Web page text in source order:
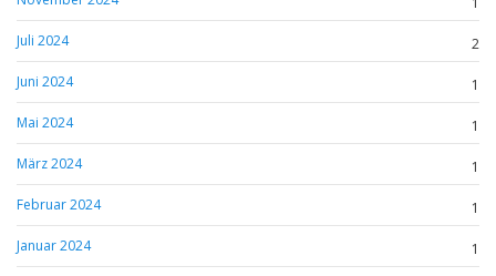
Juli 2024
2
Juni 2024
1
Mai 2024
1
März 2024
1
Februar 2024
1
Januar 2024
1